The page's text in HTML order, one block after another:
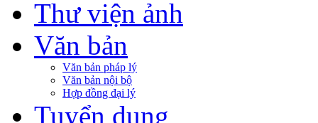
Thư viện ảnh
Văn bản
Văn bản pháp lý
Văn bản nội bộ
Hợp đồng đại lý
Tuyển dụng